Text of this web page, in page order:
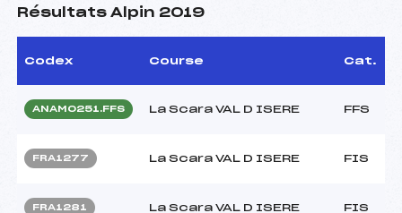
Résultats Alpin 2019
Codex Course Cat.
ANAM0251.FFS La Scara VAL D ISERE FFS
FRA1277 La Scara VAL D ISERE FIS
FRA1281 La Scara VAL D ISERE FIS